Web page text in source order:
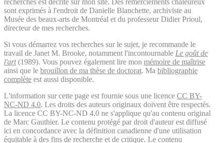
recherches est décrite sur mon site. Des remerciements chaleureux
sont exprimés à l'endroit de Danielle Blanchette, archiviste au
Musée des beaux-arts de Montréal et du professeur Didier Prioul,
directeur de mes recherches.
Si vous démarrez vos recherches sur le sujet, je recommande le
travail de Janet M. Brooke, notamment l'incontournable Le goût de
l'art(1989). Vous pouvez également lire mon mémoire de maîtrise
ainsi que le brouillon de ma thèse de doctorat. Ma bibliographie
complète est aussi disponible.
L'information sur cette page est fournie sous une licence CC BY-
NC-ND 4.0. Les droits des auteurs originaux doivent être respectés.
La licence CC BY-NC-ND 4.0 ne s'applique qu'au contenu original
de Marc Gauthier. Le contenu protégé par droit d'auteur est diffusé
ici en concordance avec la définition canadienne d'une utilisation
équitable à des fins de recherche et de critique. Le contenu